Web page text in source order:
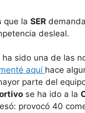
que la SER
desleal.
ha sido una de las
aquí hace
parte del
se ha ido a la
provocó 40